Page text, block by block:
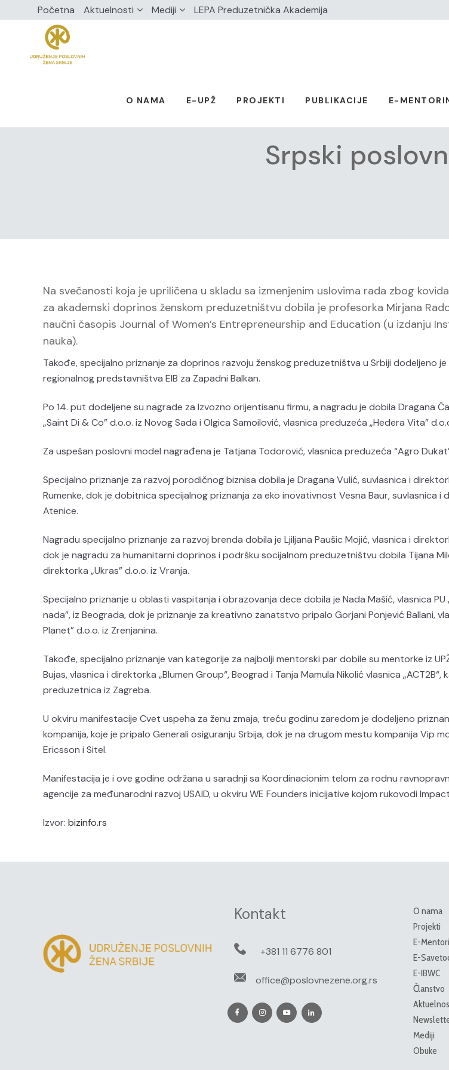
Početna Aktuelnosti Mediji LEPA Preduzetnička Akademija
O NAMA E-UPŽ PROJEKTI PUBLIKACIJE E-
Srpski
Na svečanosti koja je upriličena u skladu sa izmenjenim uslovima rada zbog
za akademski doprinos ženskom preduzetništvu dobila je profesorka Mirjana
naučni časopis Journal of Women’s Entrepreneurship and Education (u izdanju
nauka).
Takođe, specijalno priznanje za doprinos razvoju ženskog preduzetništva u Srbiji dodeljeno
regionalnog predstavništva EIB za Zapadni Balkan.
Po 14. put dodeljene su nagrade za Izvozno orijentisanu firmu, a nagradu je dobila Dragana
„Saint Di & Co” d.o.o. iz Novog Sada i Olgica Samoilović, vlasnica preduzeća „Hedera Vita”
Za uspešan poslovni model nagrađena je Tatjana Todorović, vlasnica preduzeća “Agro
Specijalno priznanje za razvoj porodičnog biznisa dobila je Dragana Vulić, suvlasnica i
Rumenke, dok je dobitnica specijalnog priznanja za eko inovativnost Vesna Baur, suvlasnica i
Atenice.
Nagradu specijalno priznanje za razvoj brenda dobila je Ljiljana Paušic Mojić, vlasnica i
dok je nagradu za humanitarni doprinos i podršku socijalnom preduzetništvu dobila Tijana
direktorka „Ukras” d.o.o. iz Vranja.
Specijalno priznanje u oblasti vaspitanja i obrazovanja dece dobila je Nada Mašić, vlasnica PU
nada”, iz Beograda, dok je priznanje za kreativno zanatstvo pripalo Gorjani Ponjević Ballani,
Planet” d.o.o. iz Zrenjanina.
Takođe, specijalno priznanje van kategorije za najbolji mentorski par dobile su mentorke iz
Bujas, vlasnica i direktorka „Blumen Group“, Beograd i Tanja Mamula Nikolić vlasnica „ACT2B“,
preduzetnica iz Zagreba.
U okviru manifestacije Cvet uspeha za ženu zmaja, treću godinu zaredom je dodeljeno
kompanija, koje je pripalo Generali osiguranju Srbija, dok je na drugom mestu kompanija Vip
Ericsson i Sitel.
Manifestacija je i ove godine održana u saradnji sa Koordinacionim telom za rodnu
agencije za međunarodni razvoj USAID, u okviru WE Founders inicijative kojom rukovodi
Izvor: bizinfo.rs
Kontakt
+381 11 6776 801
office@poslovnezene.org.rs
O nama
Projekti
E-
E-
E-IBWC
Članstvo
Mediji
Obuke